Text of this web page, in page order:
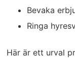
Bevaka
Ringa
Här är ett urval